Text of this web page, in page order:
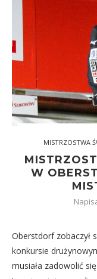
MISTRZOSTWA
W
Oberstdorf zobaczył
konkursie
musiała zadowolić